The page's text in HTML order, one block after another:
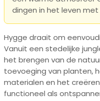
dingen in het leven
Hygge draait om
Vanuit een stedelijke
het brengen van de
toevoeging van planten,
materialen en het
functioneel als